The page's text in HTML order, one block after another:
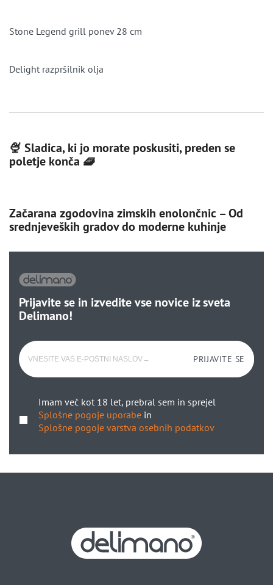
Stone Legend grill ponev 28 cm
Delight razpršilnik olja
🍨 Sladica, ki jo morate poskusiti, preden se
poletje konča 🧇
Začarana zgodovina zimskih enolončnic – Od
srednjeveških gradov do moderne kuhinje
Prijavite se in izvedite vse novice iz sveta
Delimano!
PRIJAVITE SE
Imam več kot 18 let, prebral sem in sprejel
Splošne pogoje uporabe in
Splošne pogoje varstva osebnih podatkov